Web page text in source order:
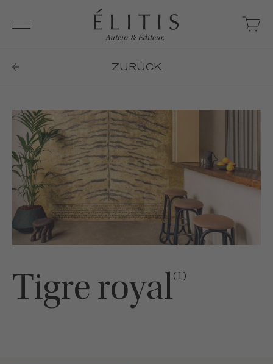
ZURÜCK
Tigre royal(1)